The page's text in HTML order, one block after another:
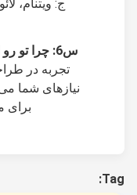
ج: ویتنام،
تجربه در طراحی،
نیازهای شما می
برای